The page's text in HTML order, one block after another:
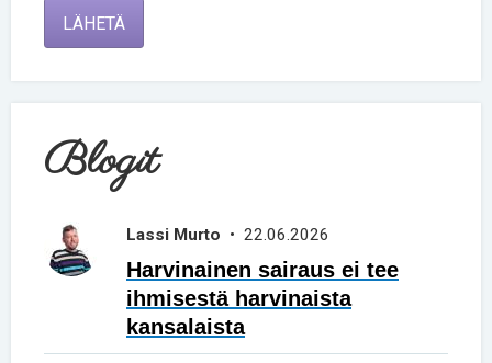
LÄHETÄ
Blogit
Lassi Murto • 22.06.2026
Harvinainen sairaus ei tee
ihmisestä harvinaista
kansalaista